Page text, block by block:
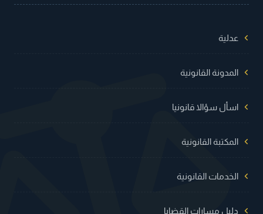
عدلية
المدونة القانونية
اسأل سؤالا قانونيا
المكتبة القانونية
الخدمات القانونية
دليل مسارات القضايا